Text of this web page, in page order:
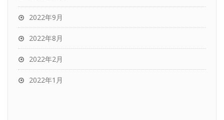
2022年9月
2022年8月
2022年2月
2022年1月